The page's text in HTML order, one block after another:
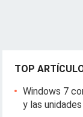
TOP
Windows 7
y las